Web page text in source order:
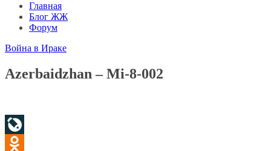
Главная
Блог ЖЖ
Форум
Война в Ираке
Azerbaidzhan – Mi-8-002
LiveJournal